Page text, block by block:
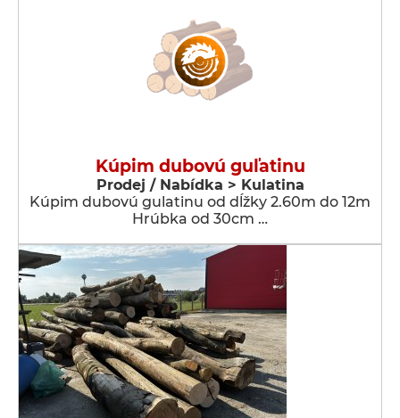
Kúpim dubovú guľatinu
Prodej / Nabídka > Kulatina
Kúpim dubovú gulatinu od dĺžky 2.60m do 12m
Hrúbka od 30cm …